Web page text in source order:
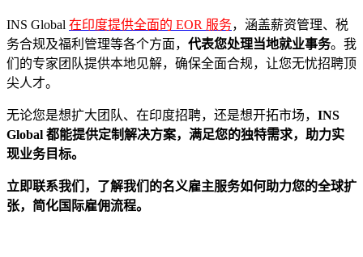
INS Global 在印度提供全面的 EOR 服务，涵盖薪资管理、税
务合规及福利管理等各个方面， 代表您处理当地就业事务。我
们的专家团队提供本地见解，确保全面合规，让您无忧招聘顶
尖人才。
无论您是想扩大团队、在印度招聘，还是想开拓市场， INS
Global 都能提供定制解决方案，满足您的独特需求，助力实
现业务目标。
立即联系我们，了解我们的名义雇主服务如何助力您的全球扩
张，简化国际雇佣流程。